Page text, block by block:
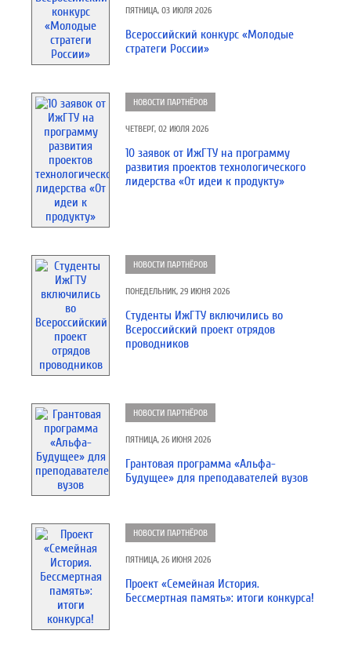
ПЯТНИЦА, 03 ИЮЛЯ 2026
Всероссийский конкурс «Молодые
стратеги России»
НОВОСТИ ПАРТНЁРОВ
ЧЕТВЕРГ, 02 ИЮЛЯ 2026
10 заявок от ИжГТУ на программу
развития проектов технологического
лидерства «От идеи к продукту»
НОВОСТИ ПАРТНЁРОВ
ПОНЕДЕЛЬНИК, 29 ИЮНЯ 2026
Студенты ИжГТУ включились во
Всероссийский проект отрядов
проводников
НОВОСТИ ПАРТНЁРОВ
ПЯТНИЦА, 26 ИЮНЯ 2026
Грантовая программа «Альфа-
Будущее» для преподавателей вузов
НОВОСТИ ПАРТНЁРОВ
ПЯТНИЦА, 26 ИЮНЯ 2026
Проект «Семейная История.
Бессмертная память»: итоги конкурса!